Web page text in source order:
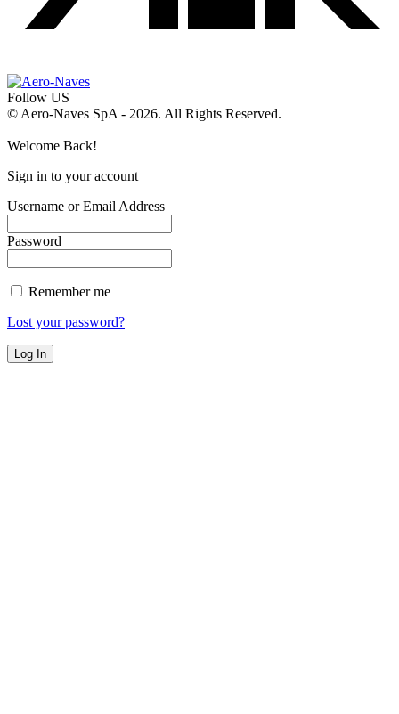
Follow US
© Aero-Naves SpA - 2026. All Rights Reserved.
Welcome Back!
Sign in to your account
Username or Email Address
Password
Remember me
Lost your password?